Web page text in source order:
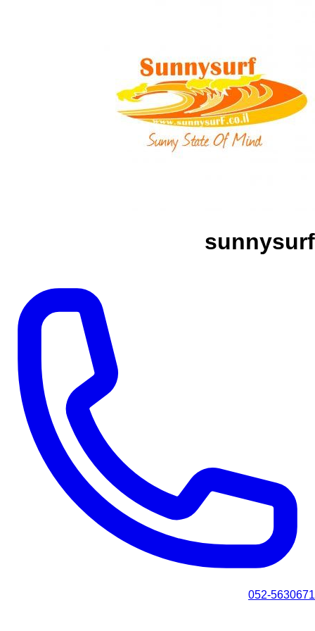
sunnysurf
052-5630671